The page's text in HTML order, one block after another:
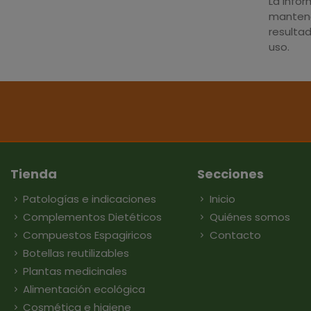
uso.
Tienda
Patologías e indicaciones
Complementos Dietéticos
Compuestos Espagiricos
Botellas reutilizables
Plantas medicinales
Alimentación ecológica
Cosmética e higiene
Secciones
Inicio
Quiénes somos
Contacto